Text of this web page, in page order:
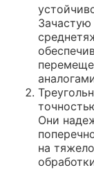
Зачастую
Они
на